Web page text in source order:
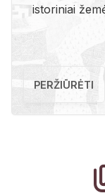
is­to­ri­niai
PERŽIŪRĖTI